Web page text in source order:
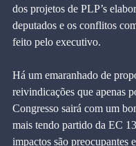
dos projetos de PLP’s
deputados e os conflitos
feito pelo executivo.
Há um emaranhado de
reivindicações que apenas
Congresso sairá com um
mais tendo partido da EC
impactos são preocupantes